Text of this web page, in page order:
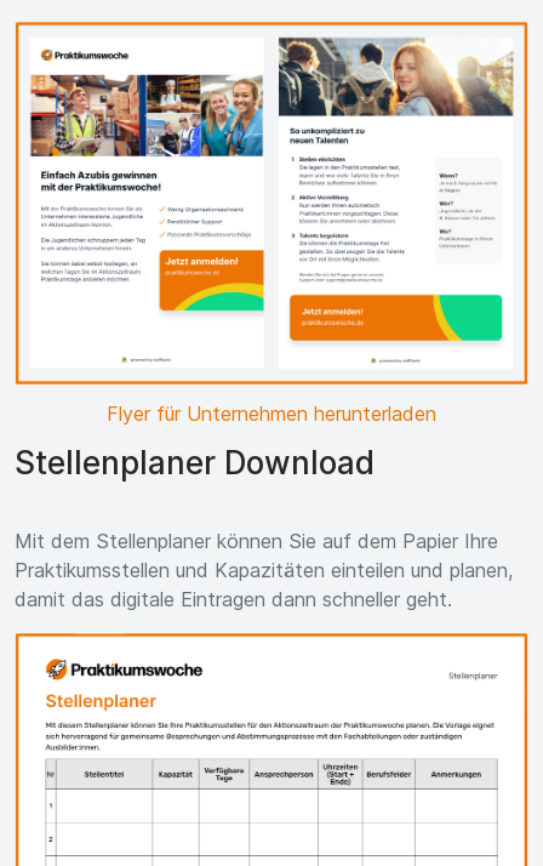
Flyer für Unternehmen herunterladen
Stellenplaner Download
Mit dem Stellenplaner können Sie auf dem Papier Ihre
Praktikumsstellen und Kapazitäten einteilen und planen,
damit das digitale Eintragen dann schneller geht.